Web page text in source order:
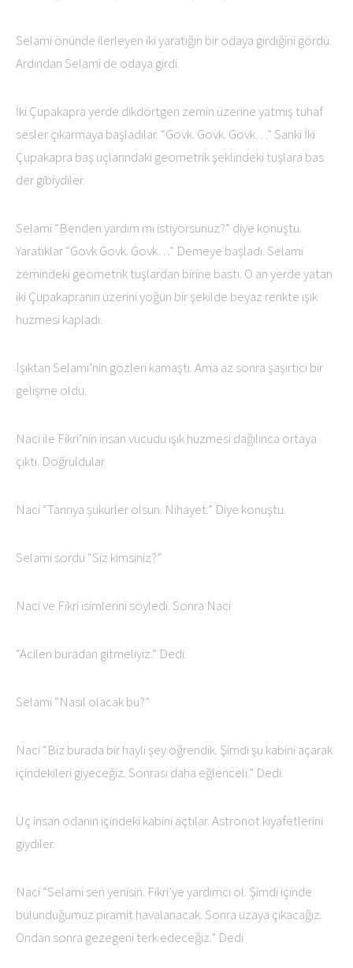
Selami önünde ilerleyen iki yaratığın bir odaya girdiğini gördü.
Ardından Selami de odaya girdi.
İki Çupakapra yerde dikdörtgen zemin üzerine yatmış tuhaf
sesler çıkarmaya başladılar. “Govk. Govk. Govk…” Sanki İki
Çupakapra baş uçlarındaki geometrik şeklindeki tuşlara bas
der gibiydiler.
Selami “Benden yardım mı istiyorsunuz?” diye konuştu.
Yaratıklar “Govk Govk. Govk…” Demeye başladı. Selami
zemindeki geometrik tuşlardan birine bastı. O an yerde yatan
iki Çupakapranın üzerini yoğun bir şekilde beyaz renkte ışık
huzmesi kapladı.
Işıktan Selami’nin gözleri kamaştı. Ama az sonra şaşırtıcı bir
gelişme oldu.
Naci ile Fikri’nin insan vücudu ışık huzmesi dağılınca ortaya
çıktı. Doğruldular.
Naci “Tanrıya şükürler olsun. Nihayet.” Diye konuştu.
Selami sordu “Siz kimsiniz?”
Naci ve Fikri isimlerini söyledi. Sonra Naci
“Acilen buradan gitmeliyiz.” Dedi.
Selami “Nasıl olacak bu?”
Naci “Biz burada bir hayli şey öğrendik. Şimdi şu kabini açarak
içindekileri giyeceğiz. Sonrası daha eğlenceli.” Dedi.
Üç insan odanın içindeki kabini açtılar. Astronot kıyafetlerini
giydiler.
Naci “Selami sen yenisin. Fikri’ye yardımcı ol. Şimdi içinde
bulunduğumuz piramit havalanacak. Sonra uzaya çıkacağız.
Ondan sonra gezegeni terk edeceğiz.” Dedi